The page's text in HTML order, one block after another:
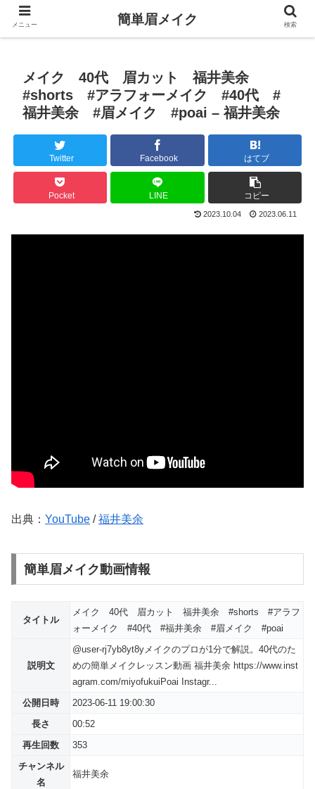
メイク 40代 眉カット 福井美余
#shorts #アラフォーメイク #40代 #
福井美余 #眉メイク #poai – 福井美余
Twitter Facebook はてブ
Pocket LINE コピー
2023.10.04 2023.06.11
出典： YouTube /福井美余
簡単眉メイク動画情報
タイトル
メイク 40代 眉カット 福井美余 #shorts #アラフ
ォーメイク #40代 #福井美余 #眉メイク #poai
説明文
@user-rj7yb8yt8yメイクのプロが1分で解説。40代のた
めの簡単メイクレッスン動画 福井美余 https://www.inst
agram.com/miyofukuiPoai Instagr...
公開日時
2023-06-11 19:00:30
長さ
00:52
再生回数
353
チャンネル
名
福井美余
メニュー 簡単眉メイク 検索